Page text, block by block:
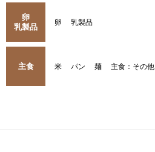
卵
乳製品
卵 乳製品
主食 米 パン 麺 主食：その他